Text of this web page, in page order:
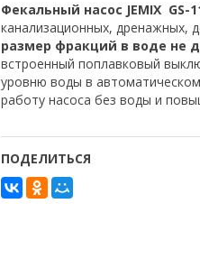
Фекальный насос JEMIX GS-
канализационных, дренажных,
размер фракций в воде не
встроенный поплавковый
уровню воды в
работу насоса без воды и
ПОДЕЛИТЬСЯ